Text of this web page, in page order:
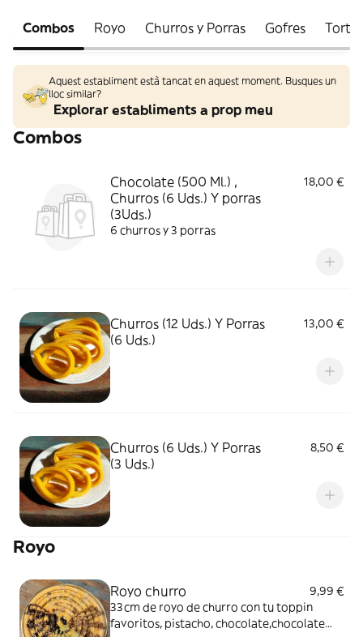
Combos Royo Churros y Porras Gofres
Aquest establiment està tancat en aquest moment. Busques un
lloc similar?
Explorar establiments a prop meu
Combos
Chocolate (500 Ml.) ,
Churros (6 Uds.) Y porras
(3Uds.)
18,00 €
6 churros y 3 porras
Churros (12 Uds.) Y Porras
(6 Uds.)
13,00 €
Churros (6 Uds.) Y Porras
(3 Uds.)
8,50 €
Royo
Royo churro
9,99 €
33cm de royo de churro con tu toppin
favoritos, pistacho, chocolate,chocolate